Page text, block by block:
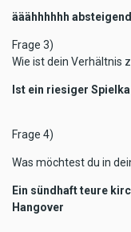
ääähhhhhh absteigend
Frage 3)
Wie ist dein Verhältnis
Ist ein riesiger
Frage 4)
Was möchtest du in
Ein sündhaft teure
Hangover